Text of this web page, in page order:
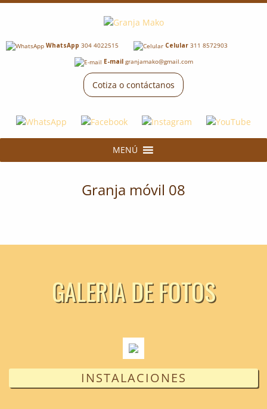
WhatsApp 304 4022515 Celular 311 8572903
E-mailgranjamako@gmail.com
Cotiza o contáctanos
MENÚ
Granja móvil 08
GALERIA DE FOTOS
INSTALACIONES